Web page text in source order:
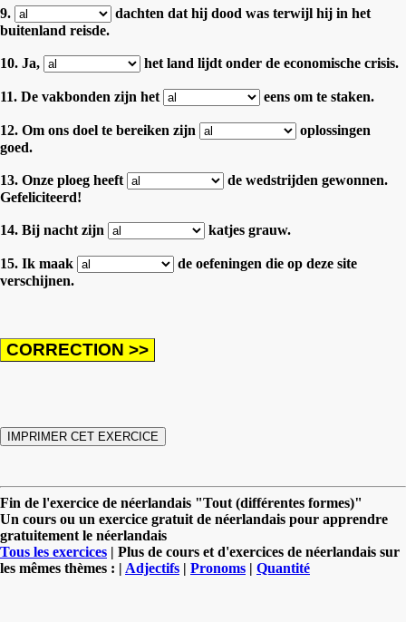
9.
dachten dat hij dood was terwijl hij in het
buitenland reisde.
10. Ja, het land lijdt onder de economische crisis.
11. De vakbonden zijn het eens om te staken.
12. Om ons doel te bereiken zijn
oplossingen
goed.
13. Onze ploeg heeft
de wedstrijden gewonnen.
Gefeliciteerd!
14. Bij nacht zijn katjes grauw.
15. Ik maak
de oefeningen die op deze site
verschijnen.
Fin de l'exercice de néerlandais "Tout (différentes formes)"
Un cours ou un exercice gratuit de néerlandais pour apprendre
gratuitement le néerlandais
Tous les exercices | Plus de cours et d'exercices de néerlandais sur
les mêmes thèmes : | Adjectifs | Pronoms | Quantité